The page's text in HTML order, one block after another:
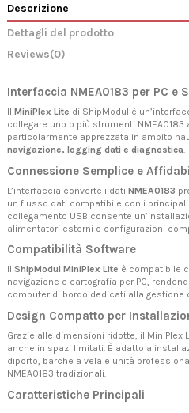
Descrizione
Dettagli del prodotto
Reviews(0)
Interfaccia NMEA0183 per PC e
Il MiniPlex Lite di ShipModul è
collegare uno o più strumenti
particolarmente apprezzata in ambito
navigazione, logging dati e diagnostica.
Connessione Semplice e
L’interfaccia converte i dati NMEA0183
un flusso dati compatibile con i principali
collegamento USB consente
alimentatori esterni o configurazioni
Compatibilità Software
Il ShipModul MiniPlex Lite è compatibile
navigazione e cartografia per PC,
computer di bordo dedicati alla gestione
Design Compatto per
Grazie alle dimensioni ridotte, il
anche in spazi limitati. È adatto a
diporto, barche a vela e unità
NMEA0183 tradizionali.
Caratteristiche Principali